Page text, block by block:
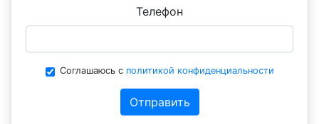
Телефон
Соглашаюсь с политикой конфиденциальности
Отправить